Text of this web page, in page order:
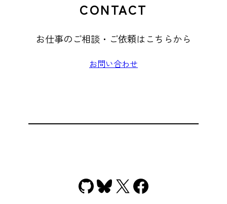
CONTACT
お仕事のご相談・ご依頼はこちらから
お問い合わせ
GitHub
Bluesky
X Facebook